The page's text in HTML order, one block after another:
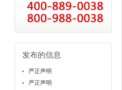
发布的信息
严正声明
严正声明